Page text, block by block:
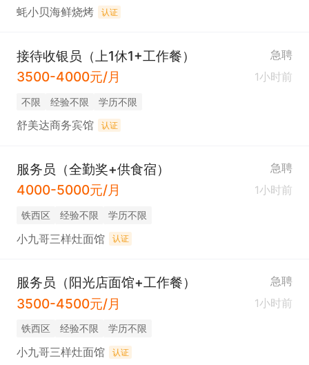
蚝小贝海鲜烧烤 认证
接待收银员（上1休1+工作餐） 急聘
3500-4000元/月 1小时前
不限 经验不限 学历不限
舒美达商务宾馆 认证
服务员（全勤奖+供食宿） 急聘
4000-5000元/月 1小时前
铁西区 经验不限 学历不限
小九哥三样灶面馆 认证
服务员（阳光店面馆+工作餐） 急聘
3500-4500元/月 1小时前
铁西区 经验不限 学历不限
小九哥三样灶面馆 认证